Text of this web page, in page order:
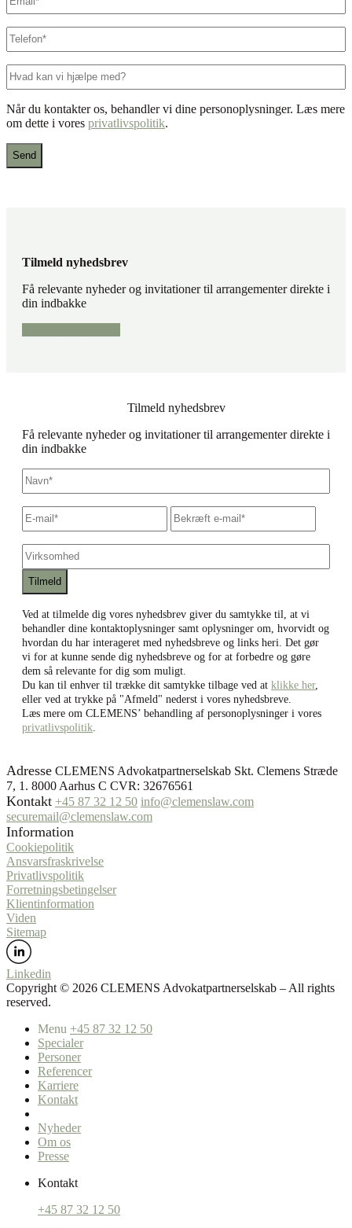
mail*
Telefon*
Hvad
kan
hjælpe
med?
Når du kontakter os, behandler vi dine personoplysninger. Læs mere
om dette i vores privatlivspolitik.
Tilmeld nyhedsbrev
Få relevante nyheder og invitationer til arrangementer direkte i
din indbakke
Tilmeld nyhedsbrev
Få relevante nyheder og invitationer til arrangementer direkte i
din indbakke
Navn *
E-
mail*
Skriv
e-
Virksomhed
Ved at tilmelde dig vores nyhedsbrev giver du samtykke til, at vi
behandler dine kontaktoplysninger samt oplysninger om, hvorvidt og
hvordan du har interageret med nyhedsbreve og links heri. Det gør
vi for at kunne sende dig nyhedsbreve og for at forbedre og gøre
dem så relevante for dig som muligt.
Du kan til enhver til trække dit samtykke tilbage ved at klikke her,
eller ved at trykke på "Afmeld" nederst i vores nyhedsbreve.
Læs mere om CLEMENS’ behandling af personoplysninger i vores
privatlivspolitik
Adresse CLEMENS Advokatpartnerselskab Skt. Clemens Stræde
7, 1. 8000 Aarhus C CVR: 32676561
Kontakt +45 87 32 12 50 info@clemenslaw.com
securemail@clemenslaw.com
Information
Cookiepolitik
Ansvarsfraskrivelse
Privatlivspolitik
Forretningsbetingelser
Klientinformation
Viden
Sitemap
Linkedin
Copyright ©️ 2026 CLEMENS Advokatpartnerselskab – All rights
reserved.
Menu +45 87 32 12 50
Specialer
Personer
Referencer
Karriere
Kontakt
Nyheder
Om os
Presse
Kontakt
+45 87 32 12 50